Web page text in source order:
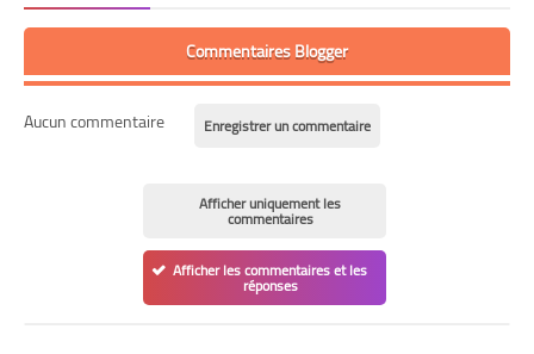
Commentaires Blogger
Aucun commentaire Enregistrer un commentaire
Afficher uniquement les
commentaires
Afficher les commentaires et les
réponses